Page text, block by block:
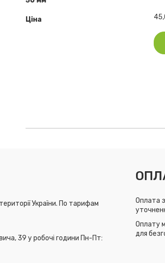
Ціна
України. По тарифам
39 у робочі години Пн-Пт:
Оплата
Оплату
для